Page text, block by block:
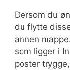
Dersom du
du flytte
annen
som ligger i
poster